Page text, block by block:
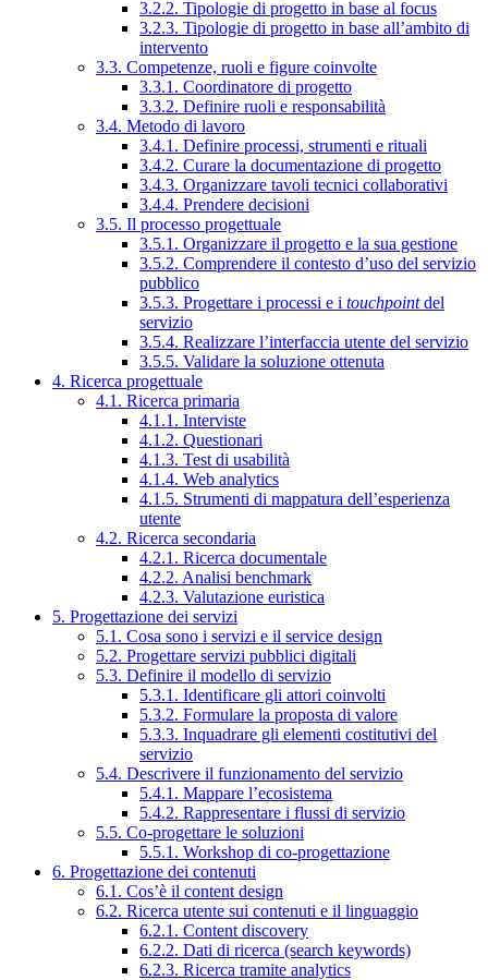
3.2.2. Tipologie di progetto in base al focus
3.2.3. Tipologie di progetto in base all’ambito di
intervento
3.3. Competenze, ruoli e figure coinvolte
3.3.1. Coordinatore di progetto
3.3.2. Definire ruoli e responsabilità
3.4. Metodo di lavoro
3.4.1. Definire processi, strumenti e rituali
3.4.2. Curare la documentazione di progetto
3.4.3. Organizzare tavoli tecnici collaborativi
3.4.4. Prendere decisioni
3.5. Il processo progettuale
3.5.1. Organizzare il progetto e la sua gestione
3.5.2. Comprendere il contesto d’uso del servizio
pubblico
3.5.3. Progettare i processi e i touchpointdel
servizio
3.5.4. Realizzare l’interfaccia utente del servizio
3.5.5. Validare la soluzione ottenuta
4. Ricerca progettuale
4.1. Ricerca primaria
4.1.1. Interviste
4.1.2. Questionari
4.1.3. Test di usabilità
4.1.4. Web analytics
4.1.5. Strumenti di mappatura dell’esperienza
utente
4.2. Ricerca secondaria
4.2.1. Ricerca documentale
4.2.2. Analisi benchmark
4.2.3. Valutazione euristica
5. Progettazione dei servizi
5.1. Cosa sono i servizi e il service design
5.2. Progettare servizi pubblici digitali
5.3. Definire il modello di servizio
5.3.1. Identificare gli attori coinvolti
5.3.2. Formulare la proposta di valore
5.3.3. Inquadrare gli elementi costitutivi del
servizio
5.4. Descrivere il funzionamento del servizio
5.4.1. Mappare l’ecosistema
5.4.2. Rappresentare i flussi di servizio
5.5. Co-progettare le soluzioni
5.5.1. Workshop di co-progettazione
6. Progettazione dei contenuti
6.1. Cos’è il content design
6.2. Ricerca utente sui contenuti e il linguaggio
6.2.1. Content discovery
6.2.2. Dati di ricerca (search keywords)
6.2.3. Ricerca tramite analytics